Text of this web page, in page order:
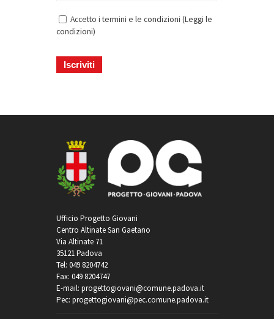
Accetto i termini e le condizioni (Leggi le
condizioni)
Ufficio Progetto Giovani
Centro Altinate San Gaetano
Via Altinate 71
35121 Padova
Tel: 049 8204742
Fax: 049 8204747
E-mail: progettogiovani@comune.padova.it
Pec: progettogiovani@pec.comune.padova.it